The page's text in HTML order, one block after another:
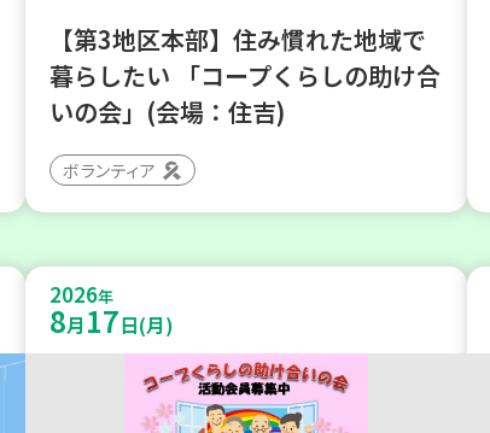
【第3地区本部】住み慣れた地域で
暮らしたい 「コープくらしの助け合
いの会」(会場：住吉)
ボランティア
2026年
8月 17日(月)